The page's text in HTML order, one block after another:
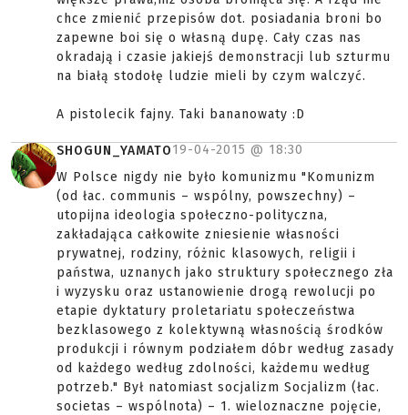
chce zmienić przepisów dot. posiadania broni bo
zapewne boi się o własną dupę. Cały czas nas
okradają i czasie jakiejś demonstracji lub szturmu
na białą stodołę ludzie mieli by czym walczyć.
A pistolecik fajny. Taki bananowaty :D
SHOGUN_YAMATO19-04-2015 @ 18:30
W Polsce nigdy nie było komunizmu "Komunizm
(od łac. communis – wspólny, powszechny) –
utopijna ideologia społeczno-polityczna,
zakładająca całkowite zniesienie własności
prywatnej, rodziny, różnic klasowych, religii i
państwa, uznanych jako struktury społecznego zła
i wyzysku oraz ustanowienie drogą rewolucji po
etapie dyktatury proletariatu społeczeństwa
bezklasowego z kolektywną własnością środków
produkcji i równym podziałem dóbr według zasady
od każdego według zdolności, każdemu według
potrzeb." Był natomiast socjalizm Socjalizm (łac.
societas – wspólnota) – 1. wieloznaczne pojęcie,